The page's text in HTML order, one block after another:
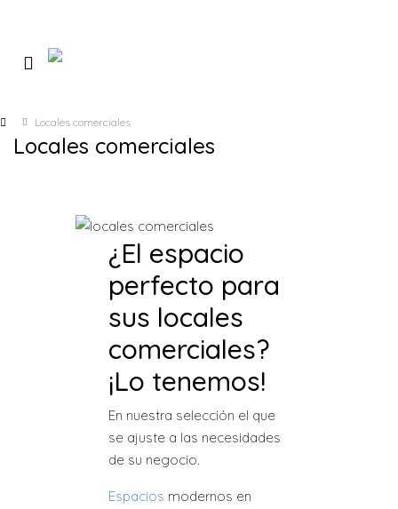
Locales comerciales
Locales comerciales
¿El espacio
perfecto para
sus locales
comerciales?
¡Lo tenemos!
En nuestra selección el que
se ajuste a las necesidades
de su negocio.
Espacios modernos en